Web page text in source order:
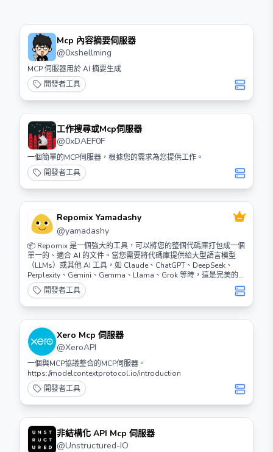
Mcp 內容摘要伺服器
@0xshellming
MCP 伺服器用於 AI 摘要生成
開發者工具
工作搜尋或Mcp伺服器
@0xDAEF0F
一個簡單的MCP伺服器，根據您的需求為您提供工作。
開發者工具
Repomix Yamadashy
@yamadashy
📦 Repomix 是一個強大的工具，可以將您的整個代碼庫打包成一個
單一的、適合 AI 的文件。當您需要將代碼庫提供給大型語言模型
（LLMs）或其他 AI 工具，如 Claude、ChatGPT、DeepSeek、
Perplexity、Gemini、Gemma、Llama、Grok 等時，這是完美的選
擇。
開發者工具
Xero Mcp 伺服器
@XeroAPI
一個與MCP協議整合的MCP伺服器。
https://modelcontextprotocol.io/introduction
開發者工具
非結構化 API Mcp 伺服器
@Unstructured-IO